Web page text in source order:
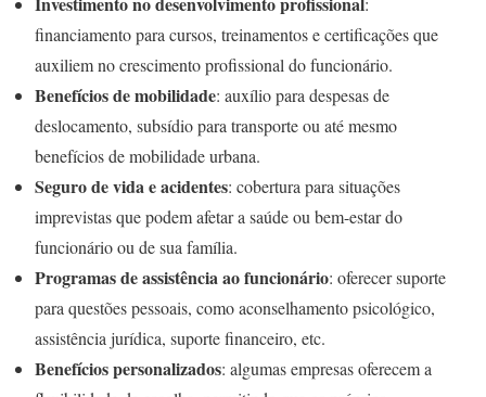
financiamento para cursos, treinamentos e certificações que
auxiliem no crescimento profissional do funcionário.
Benefícios de mobilidade: auxílio para despesas de
deslocamento, subsídio para transporte ou até mesmo
benefícios de mobilidade urbana.
Seguro de vida e acidentes: cobertura para situações
imprevistas que podem afetar a saúde ou bem-estar do
funcionário ou de sua família.
Programas de assistência ao funcionário: oferecer suporte
para questões pessoais, como aconselhamento psicológico,
assistência jurídica, suporte financeiro, etc.
Benefícios personalizados: algumas empresas oferecem a